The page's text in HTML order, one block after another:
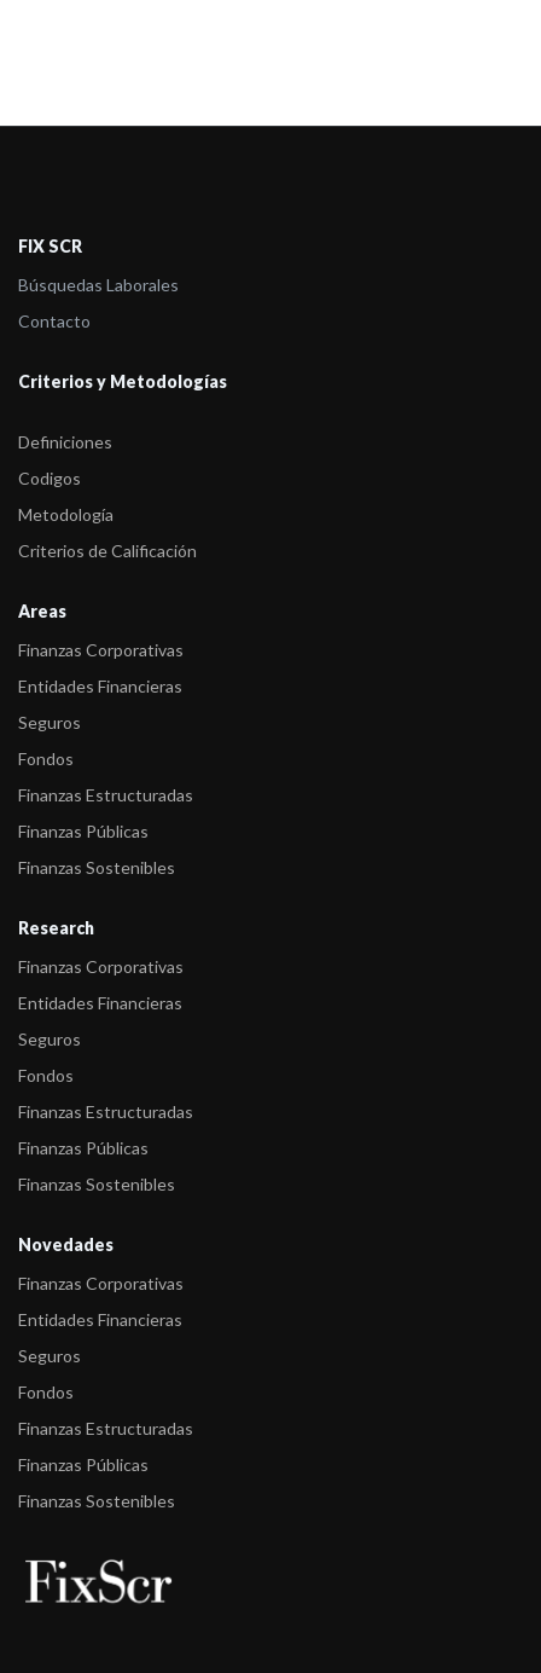
FIX SCR
Búsquedas Laborales
Contacto
Criterios y Metodologías
Definiciones
Codigos
Metodología
Criterios de Calificación
Areas
Finanzas Corporativas
Entidades Financieras
Seguros
Fondos
Finanzas Estructuradas
Finanzas Públicas
Finanzas Sostenibles
Research
Finanzas Corporativas
Entidades Financieras
Seguros
Fondos
Finanzas Estructuradas
Finanzas Públicas
Finanzas Sostenibles
Novedades
Finanzas Corporativas
Entidades Financieras
Seguros
Fondos
Finanzas Estructuradas
Finanzas Públicas
Finanzas Sostenibles